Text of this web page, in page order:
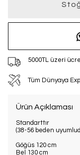
5000TL üzeri
Tüm Dünyaya
Ürün Açıklaması
Standarttır
(38-56 beden
Göğüs 120 cm
Bel 130 cm